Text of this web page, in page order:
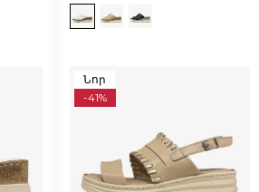
Նոր
-41%